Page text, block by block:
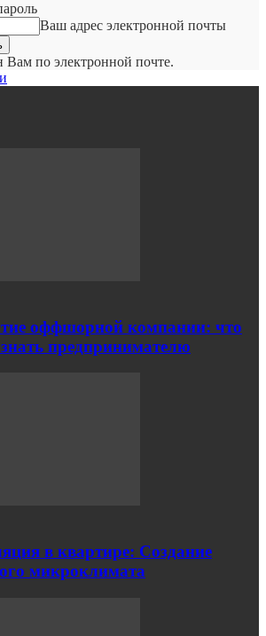
Ваш адрес электронной почты
Вам по электронной почте.
оффшорной компании: что
предпринимателю
в квартире: Создание
микроклимата